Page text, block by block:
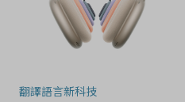
翻譯語言新科技